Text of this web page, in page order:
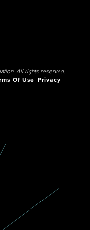
All rights reserved.
Of Use
Privacy